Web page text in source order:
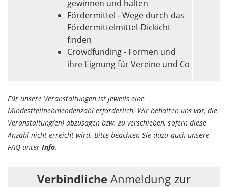
gewinnen und halten
Fördermittel - Wege durch das
Fördermittelmittel-Dickicht
finden
Crowdfunding - Formen und
ihre Eignung für Vereine und Co
Für unsere Veranstaltungen ist jeweils eine
Mindestteilnehmendenzahl erforderlich. Wir behalten uns vor, die
Veranstaltung(en) abzusagen bzw. zu verschieben, sofern diese
Anzahl nicht erreicht wird. Bitte beachten Sie dazu auch unsere
FAQ unter Info.
Verbindliche Anmeldung zur